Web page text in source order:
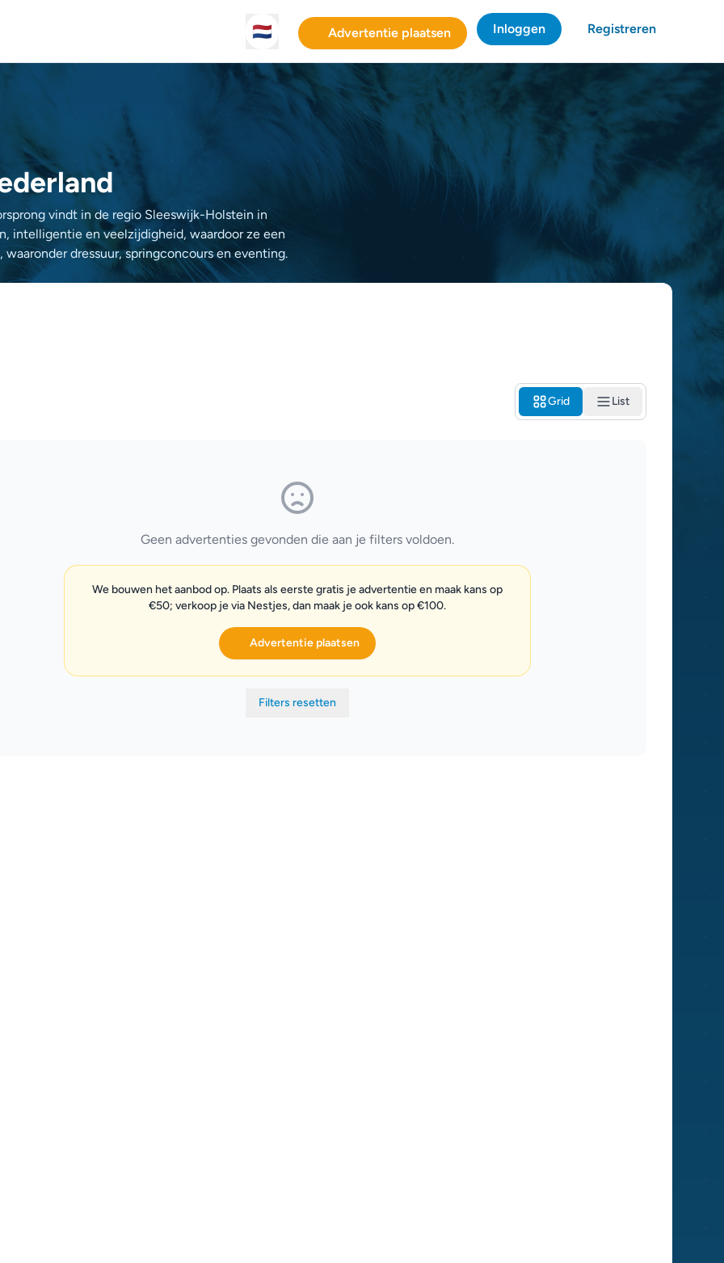
🇳🇱 Advertentie plaatsen Inloggen Registreren
vindt in de regio Sleeswijk-Holstein in
intelligentie en veelzijdigheid, waardoor ze een
dressuur, springconcours en eventing.
Grid List
Geen advertenties gevonden die aan je filters voldoen.
We bouwen het aanbod op. Plaats als eerste gratis je advertentie en maak kans op
€50; verkoop je via Nestjes, dan maak je ook kans op €100.
Advertentie plaatsen
Filters resetten